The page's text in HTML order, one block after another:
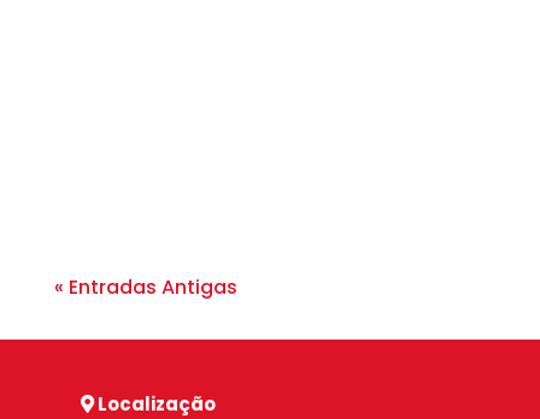
« Entradas Antigas
Localização